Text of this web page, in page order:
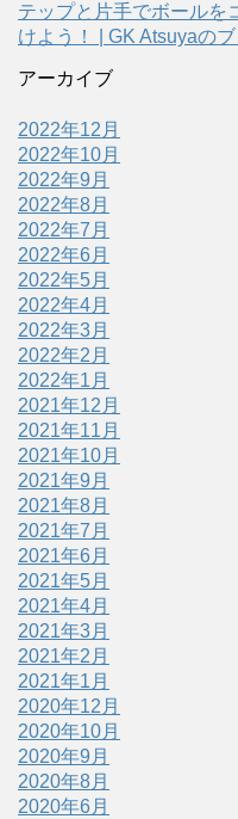
テップと片手でボールを
けよう！ | GK Atsuyaの
アーカイブ
2022年12月
2022年10月
2022年9月
2022年8月
2022年7月
2022年6月
2022年5月
2022年4月
2022年3月
2022年2月
2022年1月
2021年12月
2021年11月
2021年10月
2021年9月
2021年8月
2021年7月
2021年6月
2021年5月
2021年4月
2021年3月
2021年2月
2021年1月
2020年12月
2020年10月
2020年9月
2020年8月
2020年6月